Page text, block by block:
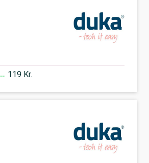
119 Kr.